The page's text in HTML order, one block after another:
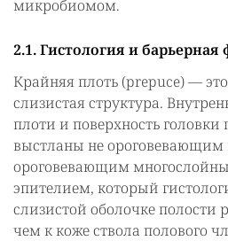
микробиомом.
2.1. Гистология и барьерная
Крайняя плоть (prepuce) —
слизистая структура.
плоти и поверхность головки
выстланы не ороговевающим
ороговевающим
эпителием, который
слизистой оболочке полости
чем к коже ствола полового